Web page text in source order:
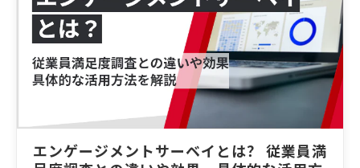
エンゲージメントサーベイとは？ 従業員満